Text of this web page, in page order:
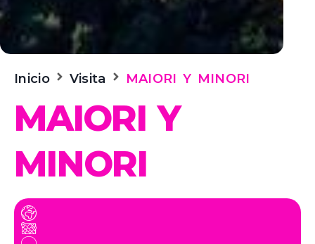
Inicio Visita MAIORI Y MINORI
MAIORI Y
MINORI